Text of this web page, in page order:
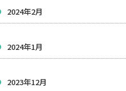
2024年2月
2024年1月
2023年12月